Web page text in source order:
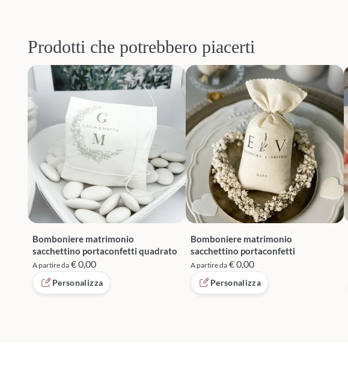
Prodotti che potrebbero piacerti
Bomboniere matrimonio
sacchettino portaconfetti quadrato
A partire da € 0,00
Personalizza
Bomboniere matrimonio
sacchettino portaconfetti
A partire da€ 0,00
Personalizza